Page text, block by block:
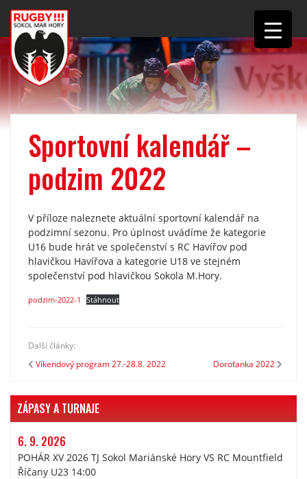
Sportovní kalendář –
podzim 2022
V příloze naleznete aktuální sportovní kalendář na
podzimní sezonu. Pro úplnost uvádíme že kategorie
U16 bude hrát ve společenství s RC Havířov pod
hlavičkou Havířova a kategorie U18 ve stejném
společenství pod hlavičkou Sokola M.Hory.
podzim-2022-1 Stáhnout
Další články:
Víkendový program 27.-28.8. 2022
Doroťanka 2022
ZÁPASY A TURNAJE
6. 9. 2026
POHÁR XV 2026 TJ Sokol Mariánské Hory VS RC Mountfield
Říčany U23 14:00